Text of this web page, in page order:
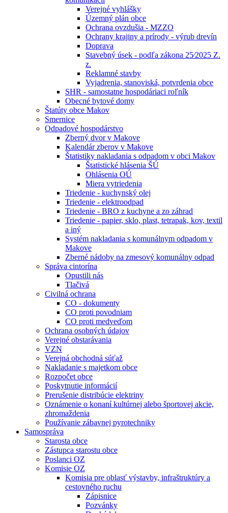
Verejné vyhlášky
Územný plán obce
Ochrana ovzdušia - MZZO
Ochrany krajiny a prírody - výrub drevín
Doprava
Stavebný úsek - podľa zákona 25⁄2025 Z.
z.
Reklamné stavby
Vyjadrenia, stanoviská, potvrdenia obce
SHR - samostatne hospodáriaci roľník
Obecné bytové domy
Štatúty obce Makov
Smernice
Odpadové hospodárstvo
Zberný dvor v Makove
Kalendár zberov v Makove
Štatistiky nakladania s odpadom v obci Makov
Štatistické hlásenia ŠÚ
Ohlásenia OÚ
Miera vytriedenia
Triedenie - kuchynský olej
Triedenie - elektroodpad
Triedenie - BRO z kuchyne a zo záhrad
Triedenie - papier, sklo, plast, tetrapak, kov, textil
a iný
Systém nakladania s komunálnym odpadom v
Makove
Zberné nádoby na zmesový komunálny odpad
Správa cintorína
Opustili nás
Tlačivá
Civilná ochrana
CO - dokumenty
CO proti povodniam
CO proti medveďom
Ochrana osobných údajov
Verejné obstarávania
VZN
Verejná obchodná súťaž
Nakladanie s majetkom obce
Rozpočet obce
Poskytnutie informácií
Prerušenie distribúcie elektriny
Oznámenie o konaní kultúrnej alebo športovej akcie,
zhromaždenia
Používanie zábavnej pyrotechniky
Samospráva
Starosta obce
Zástupca starostu obce
Poslanci OZ
Komisie OZ
Komisia pre oblasť výstavby, infraštruktúry a
cestovného ruchu
Zápisnice
Pozvánky